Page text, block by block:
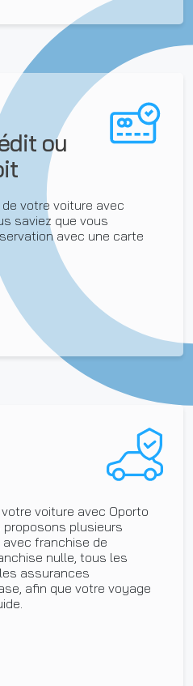
ou
votre voiture avec
saviez que vous
avec une carte
voiture avec Oporto
proposons plusieurs
franchise de
nulle, tous les
assurances
afin que votre voyage